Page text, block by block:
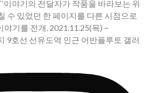
‘이야기의 전달자가 작품을 바라보는 위
수 있었던 한 페이지를 다른 시점으로
야기를 전개. 2021.11.25(목) ~
9호선 선유도역 인근 어반플루토 갤러